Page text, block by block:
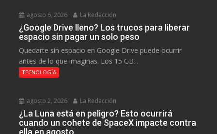
agosto 6, 2026 La Redacción
¿Google Drive lleno? Los trucos para liberar
espacio sin pagar un solo peso
Quedarte sin espacio en Google Drive puede ocurrir
antes de lo que imaginas. Los 15 GB...
TECNOLOGÍA
agosto 2, 2026 La Redacción
¿La Luna está en peligro? Esto ocurrirá
cuando un cohete de SpaceX impacte contra
ella en agosto